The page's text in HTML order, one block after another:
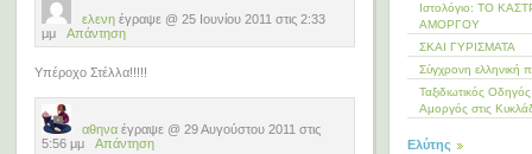
ελενη έγραψε @ 25 Ιουνίου 2011 στις 2:33
μμ Απάντηση
Υπέροχο Στέλλα!!!!!
αθηνα έγραψε @ 29 Αυγούστου 2011 στις
5:56 μμ Απάντηση
Ιστολόγιο: ΤΟ
ΑΜΟΡΓΟΥ
ΣΚΑΙ ΓΥΡΙΣΜΑΤΑ
Σύγχρονη ελληνική
Ταξιδιωτικός
Αμοργός στις
Ελύτης